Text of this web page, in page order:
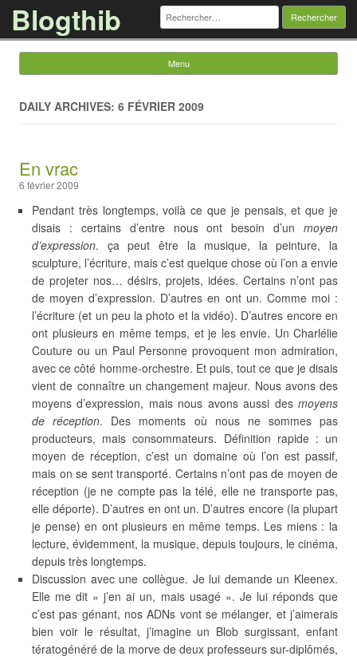
Blogthib Rechercher :
Menu
DAILY ARCHIVES: 6 FÉVRIER 2009
En vrac
6 février 2009
Pendant très longtemps, voilà ce que je pensais, et que je
disais : certains d’entre nous ont besoin d’un moyen
d’expression. ça peut être la musique, la peinture, la
sculpture, l’écriture, mais c’est quelque chose où l’on a envie
de projeter nos… désirs, projets, idées. Certains n’ont pas
de moyen d’expression. D’autres en ont un. Comme moi :
l’écriture (et un peu la photo et la vidéo). D’autres encore en
ont plusieurs en même temps, et je les envie. Un Charlélie
Couture ou un Paul Personne provoquent mon admiration,
avec ce côté homme-orchestre. Et puis, tout ce que je disais
vient de connaître un changement majeur. Nous avons des
moyens d’expression, mais nous avons aussi des moyens
de réception. Des moments où nous ne sommes pas
producteurs, mais consommateurs. Définition rapide : un
moyen de réception, c’est un domaine où l’on est passif,
mais on se sent transporté. Certains n’ont pas de moyen de
réception (je ne compte pas la télé, elle ne transporte pas,
elle déporte). D’autres en ont un. D’autres encore (la plupart
je pense) en ont plusieurs en même temps. Les miens : la
lecture, évidemment, la musique, depuis toujours, le cinéma,
depuis très longtemps.
Discussion avec une collègue. Je lui demande un Kleenex.
Elle me dit « j’en ai un, mais usagé ». Je lui réponds que
c’est pas génant, nos ADNs vont se mélanger, et j’aimerais
bien voir le résultat, j’imagine un Blob surgissant, enfant
tératogénéré de la morve de deux professeurs sur-diplômés,